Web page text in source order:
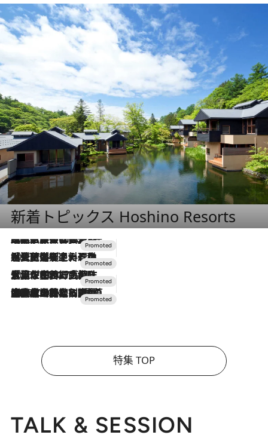
新着トピックス Hoshino Resorts
2026.7.31
【ホテル帰省】という選択肢をOMOが提案。家族とほどよい距離を保つには「昼は実家、夜は気兼ねなくホテルで！」
2026.7.24
【夏限定ディナーコース】旬を迎える稚鮎や花ズッキーニなどをイタリア・トスカーナの郷土料理の手法で満喫！
2026.7.17
「土佐和ハーブかき氷」がOMO7高知に登場！生姜、山椒、大葉など目にも舌にも涼を呼ぶ郷土の味
2026.7.10
NEW OPEN！【界 草津】名湯の地に誕生。趣の異なる2種の温泉と上州ならではの会席・蕎麦割烹など美食を味わう究極の癒やし旅
特集 TOP
TALK & SESSION